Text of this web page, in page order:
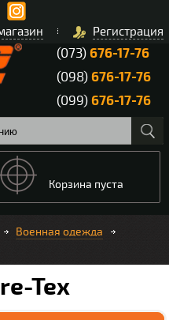
Регистрация
(073)676-17-76
(098)676-17-76
(099)676-17-76
Корзина пуста
Военная одежда
Tex